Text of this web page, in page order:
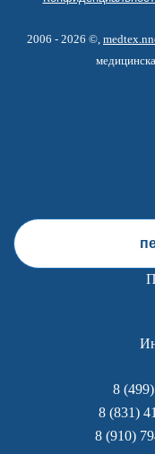
2006 - 2026 ©,
8
8 (831)
8 (910)